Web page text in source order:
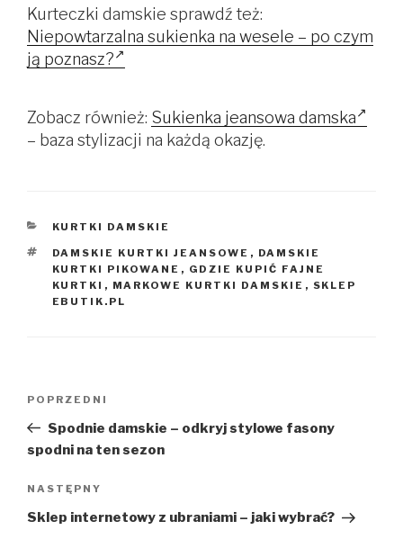
Kurteczki damskie sprawdź też:
Niepowtarzalna sukienka na wesele – po czym
ją poznasz?
Zobacz również: Sukienka jeansowa damska
– baza stylizacji na każdą okazję.
KATEGORIE
KURTKI DAMSKIE
TAGI
DAMSKIE KURTKI JEANSOWE , DAMSKIE
KURTKI PIKOWANE , GDZIE KUPIĆ FAJNE
KURTKI , MARKOWE KURTKI DAMSKIE , SKLEP
EBUTIK.PL
Poprzedni
wpis
POPRZEDNI
Spodnie damskie – odkryj stylowe fasony
spodni na ten sezon
Następny
wpis
NASTĘPNY
Sklep internetowy z ubraniami – jaki wybrać?